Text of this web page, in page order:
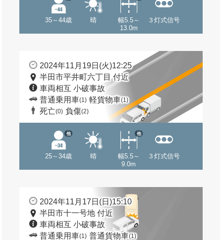
35～44歳 晴
幅5.5～
13.0m
３灯式信号
2024年11月19日(火)12:25
半田市平井町六丁目 付近
車両相互 小破事故
普通乗用車(1) 軽貨物車(1)
死亡(0) 負傷(2)
25～34歳
他
晴
幅5.5～
9.0m
他
３灯式信号
2024年11月17日(日)15:10
半田市十一号地 付近
車両相互 小破事故
普通乗用車(1) 普通貨物車(1)